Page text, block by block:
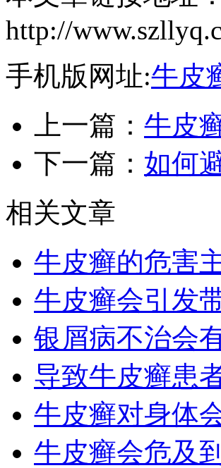
http://
手机版网址:牛皮
上一篇： 牛皮
下一篇： 如何
相关文章
牛皮癣的危害
牛皮癣会引发
银屑病不治会
导致牛皮癣患
牛皮癣对身体
牛皮癣会危及